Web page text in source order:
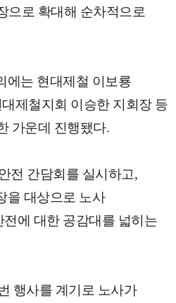
으로 확대해 순차적으로
에는 현대제철 이보룡
대제철지회 이승한 지회장 등
가운데 진행됐다.
전 간담회를 실시하고,
을 대상으로 노사
에 대한 공감대를 넓히는
행사를 계기로 노사가